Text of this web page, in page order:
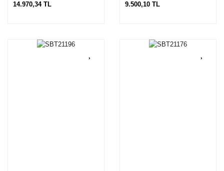
14.970,34 TL 9.500,10 TL